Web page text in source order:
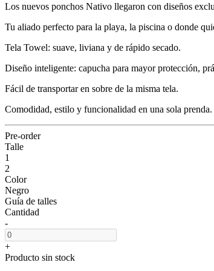
Los nuevos ponchos Nativo llegaron con diseños
Tu aliado perfecto para la playa, la piscina o donde
Tela Towel: suave, liviana y de rápido secado.
Diseño inteligente: capucha para mayor protección,
Fácil de transportar en sobre de la misma tela.
Comodidad, estilo y funcionalidad en una sola prenda.
Pre-order
Talle
1
2
Color
Negro
Guía de talles
Cantidad
-
+
Producto sin stock